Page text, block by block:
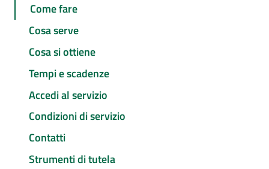
Come fare
Cosa serve
Cosa si ottiene
Tempi e scadenze
Accedi al servizio
Condizioni di servizio
Contatti
Strumenti di tutela